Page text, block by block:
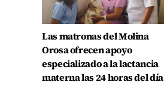
Las matronas del Molina
Orosa ofrecen apoyo
especializado a la lactancia
materna las 24 horas del día